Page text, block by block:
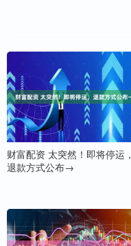
财富配资 太突然！即将停运，
退款方式公布→